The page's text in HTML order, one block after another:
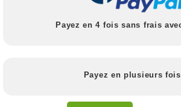
Payez en 4 fois sans frais
Payez en plusieurs